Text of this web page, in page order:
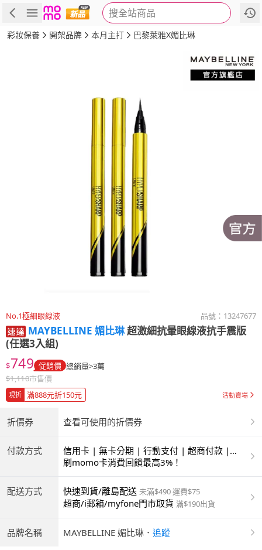
搜全站商品
商品 評價 詳情 規格
彩妝保養 開架品牌 本月主打 巴黎萊雅X媚比琳
No.1極細眼線液 品號： 13247677
MAYBELLINE 媚比琳超激細抗暈眼線液抗手震版
(任選3入組)
$749 促銷價 總銷量>3萬
$1,110市售價
現折 滿888元折150元 活動賣場
折價券 查看可使用的折價券
付款方式
信用卡 | 無卡分期 | 行動支付 | 超商付款 |
ATM | 銀聯卡
刷momo卡消費回饋最高3%！
配送方式 快速到貨/離島配送 未滿$490 運費$75
超商/i郵箱/myfone門市取貨 滿$190出貨
品牌名稱 MAYBELLINE 媚比琳 ． 追蹤